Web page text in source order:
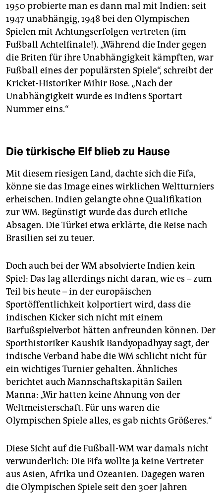
1950 probierte man es dann mal mit Indien: seit
1947 unabhängig, 1948 bei den Olympischen
Spielen mit Achtungserfolgen vertreten (im
Fußball Achtelfinale!). „Während die Inder gegen
die Briten für ihre Unabhängigkeit kämpften, war
Fußball eines der populärsten Spiele“, schreibt der
Kricket-Historiker Mihir Bose. „Nach der
Unabhängigkeit wurde es Indiens Sportart
Nummer eins.“
Die türkische Elf blieb zu Hause
Mit diesem riesigen Land, dachte sich die Fifa,
könne sie das Image eines wirklichen Weltturniers
erheischen. Indien gelangte ohne Qualifikation
zur WM. Begünstigt wurde das durch etliche
Absagen. Die Türkei etwa erklärte, die Reise nach
Brasilien sei zu teuer.
Doch auch bei der WM absolvierte Indien kein
Spiel: Das lag allerdings nicht daran, wie es – zum
Teil bis heute – in der europäischen
Sportöffentlichkeit kolportiert wird, dass die
indischen Kicker sich nicht mit einem
Barfußspielverbot hätten anfreunden können. Der
Sporthistoriker Kaushik Bandyopadhyay sagt, der
indische Verband habe die WM schlicht nicht für
ein wichtiges Turnier gehalten. Ähnliches
berichtet auch Mannschaftskapitän Sailen
Manna: „Wir hatten keine Ahnung von der
Weltmeisterschaft. Für uns waren die
Olympischen Spiele alles, es gab nichts Größeres.“
Diese Sicht auf die Fußball-WM war damals nicht
verwunderlich: Die Fifa wollte ja keine Vertreter
aus Asien, Afrika und Ozeanien. Dagegen waren
die Olympischen Spiele seit den 30er Jahren